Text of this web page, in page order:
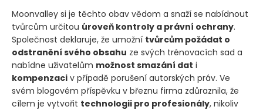
Moonvalley si je těchto obav vědom a snaží se nabídnout
tvůrcům určitou úroveň kontroly a právní ochrany.
Společnost deklaruje, že umožní tvůrcům požádat o
odstranění svého obsahu ze svých trénovacích sad a
nabídne uživatelům možnost smazání dat i
kompenzaci v případě porušení autorských práv. Ve
svém blogovém příspěvku v březnu firma zdůraznila, že
cílem je vytvořit technologii pro profesionály, nikoliv